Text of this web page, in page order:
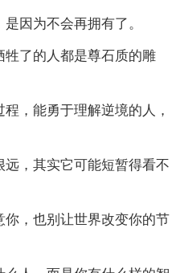
因为不会再拥有了。
了的人都是尊石质的雕
，能勇于理解逆境的人，
，其实它可能短暂得看不
，也别让世界改变你的节